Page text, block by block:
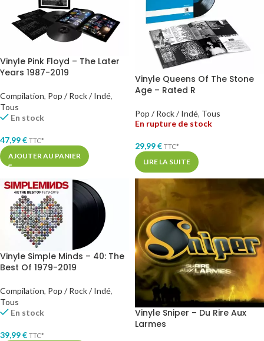
Vinyle Pink Floyd – The Later
Years 1987-2019
Compilation, Pop / Rock / Indé,
Tous
En stock
47,99€ TTC*
AJOUTER AU PANIER
Vinyle Queens Of The Stone
Age – Rated R
Pop / Rock / Indé, Tous
En rupture de stock
29,99€ TTC*
LIRE LA SUITE
Vinyle Simple Minds – 40: The
Best Of 1979-2019
Compilation, Pop / Rock / Indé,
Tous
En stock
39,99€ TTC*
Vinyle Sniper – Du Rire Aux
Larmes